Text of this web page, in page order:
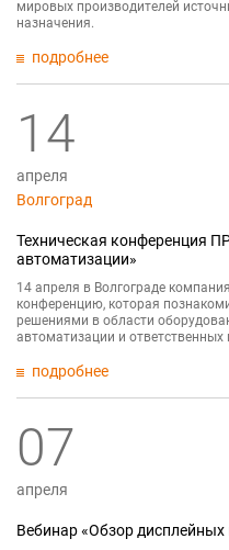
мировых производителей
назначения.
подробнее
14
апреля
Волгоград
Техническая конференция
автоматизации»
14 апреля в Волгограде
конференцию, которая
решениями в области
автоматизации и ответственных
подробнее
07
апреля
Вебинар «Обзор дисплейных